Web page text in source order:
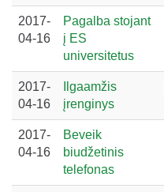
2017-
04-16
Pagalba stojant
į ES
universitetus
2017-
04-16
Ilgaamžis
įrenginys
2017-
04-16
Beveik
biudžetinis
telefonas